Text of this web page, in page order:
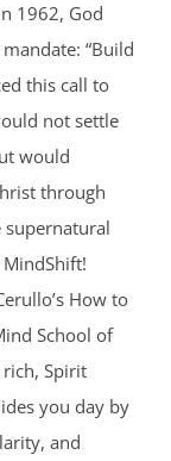
1962, God
“Build
this call to
not settle
would
through
supernatural
How to
School of
Spirit
you day by
and